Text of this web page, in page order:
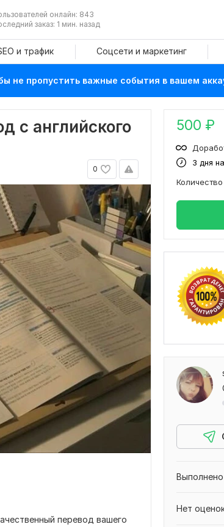
онлайн: 843
заказ: 1 мин. назад
и трафик Соцсети и маркетинг
не пропустить важные события в вашем
с английского
0
перевод вашего
500 ₽
3 дня
Выполнено
Нет